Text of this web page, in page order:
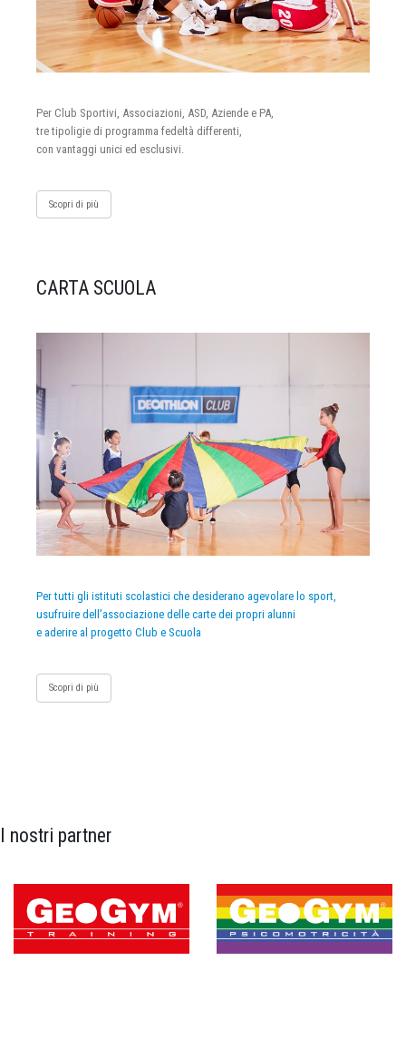
Per Club Sportivi, Associazioni, ASD, Aziende e PA,
tre tipoligie di programma fedeltà differenti,
con vantaggi unici ed esclusivi.
Scopri di più
CARTA SCUOLA
Per tutti gli istituti scolastici che desiderano agevolare lo sport,
usufruire dell’associazione delle carte dei propri alunni
e aderire al progetto Club e Scuola
Scopri di più
I nostri partner